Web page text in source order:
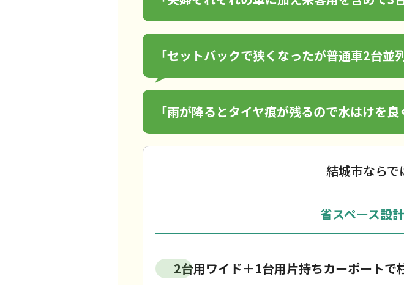
「セットバックで狭くなったが普通車2台並
「雨が降るとタイヤ痕が残るので水はけを良
結城市ならで
省スペース設
2台用ワイド＋1台用片持ちカーポートで